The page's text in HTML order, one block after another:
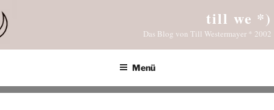
Inhalt
springen
till we *)
Das Blog von Till Westermayer * 2002
Menü